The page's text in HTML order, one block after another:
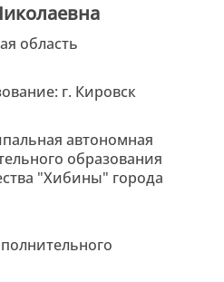
область
г. Кировск
автономная
образования
"Хибины" города